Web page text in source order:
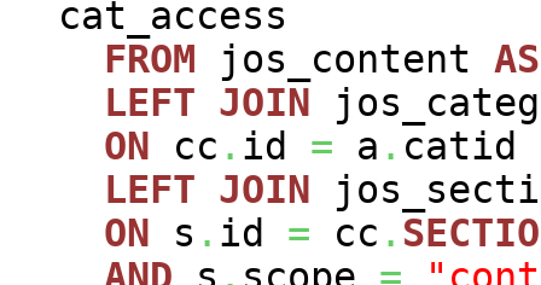
cat_access
FROM jos_content AS
LEFT JOIN
ON cc . id = a . catid
LEFT JOIN
ON s . id = cc .